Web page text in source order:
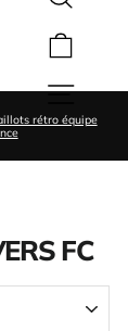
Rechercher
FRAIS DE PORT
FC